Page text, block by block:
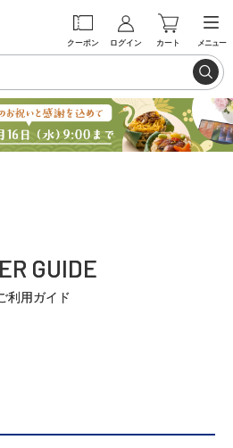
クーポン ログイン カート メニュー
GUIDE
利用ガイド